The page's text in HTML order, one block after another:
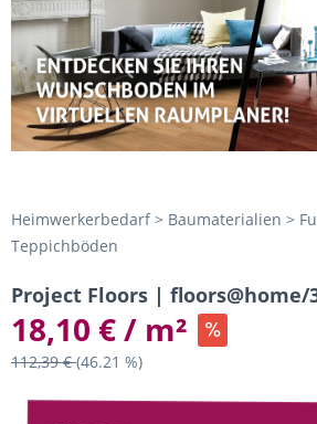
Heimwerkerbedarf > Baumaterialien >
Teppichböden
Project Floors | floors@home/
18,10 € / m²
112,39 €(46.21 %)